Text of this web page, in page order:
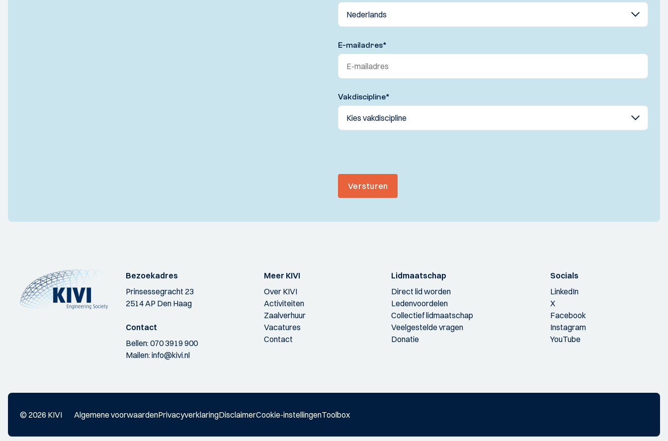
E-mailadres*
Vakdiscipline*
Versturen
Bezoekadres
Prinsessegracht 23
2514 AP Den Haag
Contact
Bellen:070 3919 900
Mailen:info@kivi.nl
Meer KIVI
Over KIVI
Activiteiten
Zaalverhuur
Vacatures
Contact
Lidmaatschap
Direct lid worden
Ledenvoordelen
Collectief lidmaatschap
Veelgestelde vragen
Donatie
Socials
LinkedIn
X
Facebook
Instagram
YouTube
© 2026 KIVI Algemene voorwaardenPrivacyverklaringDisclaimerCookie-instellingenToolbox